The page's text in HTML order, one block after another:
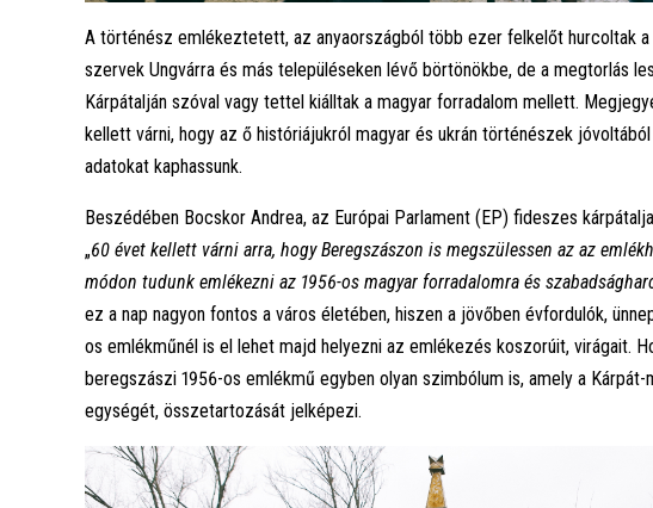
A történész emlékeztetett, az anyaországból több ezer felkelőt hurcoltak
szervek Ungvárra és más településeken lévő börtönökbe, de a megtorlás
Kárpátalján szóval vagy tettel kiálltak a magyar forradalom mellett.
kellett várni, hogy az ő históriájukról magyar és ukrán történészek
adatokat kaphassunk.
Beszédében Bocskor Andrea, az Európai Parlament (EP) fideszes
„60 évet kellett várni arra, hogy Beregszászon is megszülessen az az
módon tudunk emlékezni az 1956-os magyar forradalomra és
ez a nap nagyon fontos a város életében, hiszen a jövőben évfordulók,
os emlékműnél is el lehet majd helyezni az emlékezés koszorúit, virágait.
beregszászi 1956-os emlékmű egyben olyan szimbólum is, amely a Kárpát-
egységét, összetartozását jelképezi.